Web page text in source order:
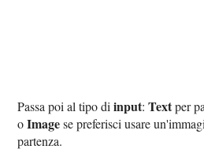
Passa poi al tipo diinput:Textper
oImagese preferisci usare
partenza.